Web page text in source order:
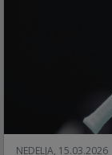
NEDELJA,